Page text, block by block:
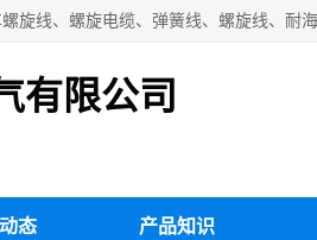
有限公司
态 产品知识